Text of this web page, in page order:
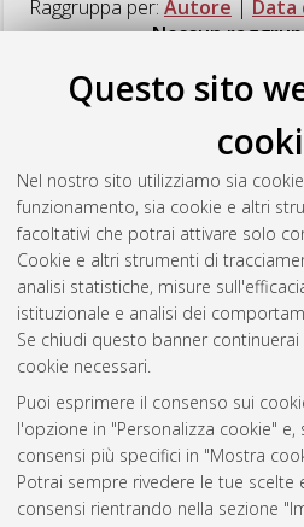
Questo sito
Nel nostro sito utilizziamo sia
funzionamento, sia cookie e altri
facoltativi che potrai attivare solo
Cookie e altri strumenti di
analisi statistiche, misure
istituzionale e analisi dei
Se chiudi questo banner
cookie necessari.
Puoi esprimere il consenso sui
l'opzione in "Personalizza cookie"
consensi più specifici in "Mostra
Potrai sempre rivedere le tue scelte
consensi rientrando nella sezione
Raggruppa per: Autore | Data
Nessun
Numero di documenti:1.
Numerical
,
Studiorum Università di Bologna.
Geofisica, 26 Ciclo. DOI 10.6092/
Questa lista e' stata
Atom
Rss 1.0
Rss 2.0